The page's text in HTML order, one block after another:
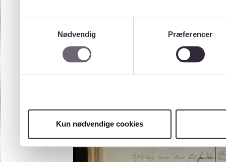
Nødvendig
Præferencer
Kun nødvendige cookies